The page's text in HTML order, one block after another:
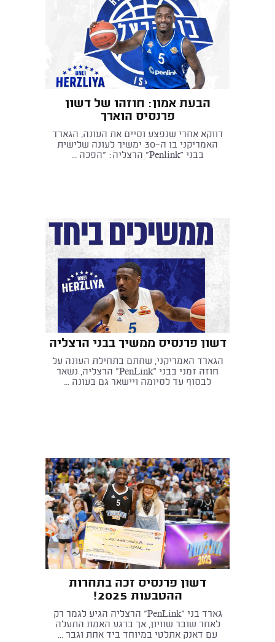
הבעת אמון: חוזהו של דשון
פרנסיס הוארך
דווקא אחרי שנפצע וסיים את העונה, הגארד
האמריקני בן ה־30 ימשיך לעונה שלישית
בבני "Penlink" הרצליה: "הפכה ...
דשון פרנסיס ממשיך בבני הרצליה
הגארד האמריקני, שחתם בתחילת העונה על
חוזה זמני בבני "PenLink" הרצליה, נשאר
לבסוף עד לסיומה ויישאר גם בעונה ...
דשון פרנסיס זכה בתחרות
ההטבעות 2025!
גארד בני "PenLink" הרצליה הגיע לגמר רק
לאחר שובר שוויון, אך ברגע האמת התעלה
עם דאנק אתלטי במיוחד ביד אחת וגבר ...